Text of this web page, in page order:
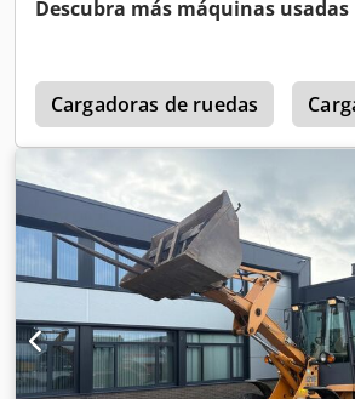
Descubra más máquinas usadas
Cargadoras de ruedas